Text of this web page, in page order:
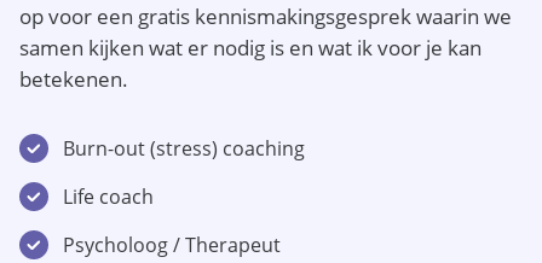
op voor een gratis kennismakingsgesprek waarin we
samen kijken wat er nodig is en wat ik voor je kan
betekenen.
Burn-out (stress) coaching
Life coach
Psycholoog / Therapeut